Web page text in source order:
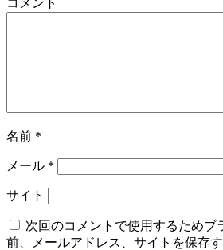
コメント
名前 *
メール *
サイト
次回のコメントで使用するためブ
前、メールアドレス、サイトを保存す